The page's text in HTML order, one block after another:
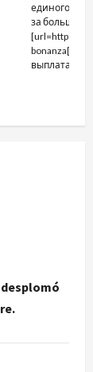
единого
за большими
[url=https://
bonanza[/url]
выплатами.